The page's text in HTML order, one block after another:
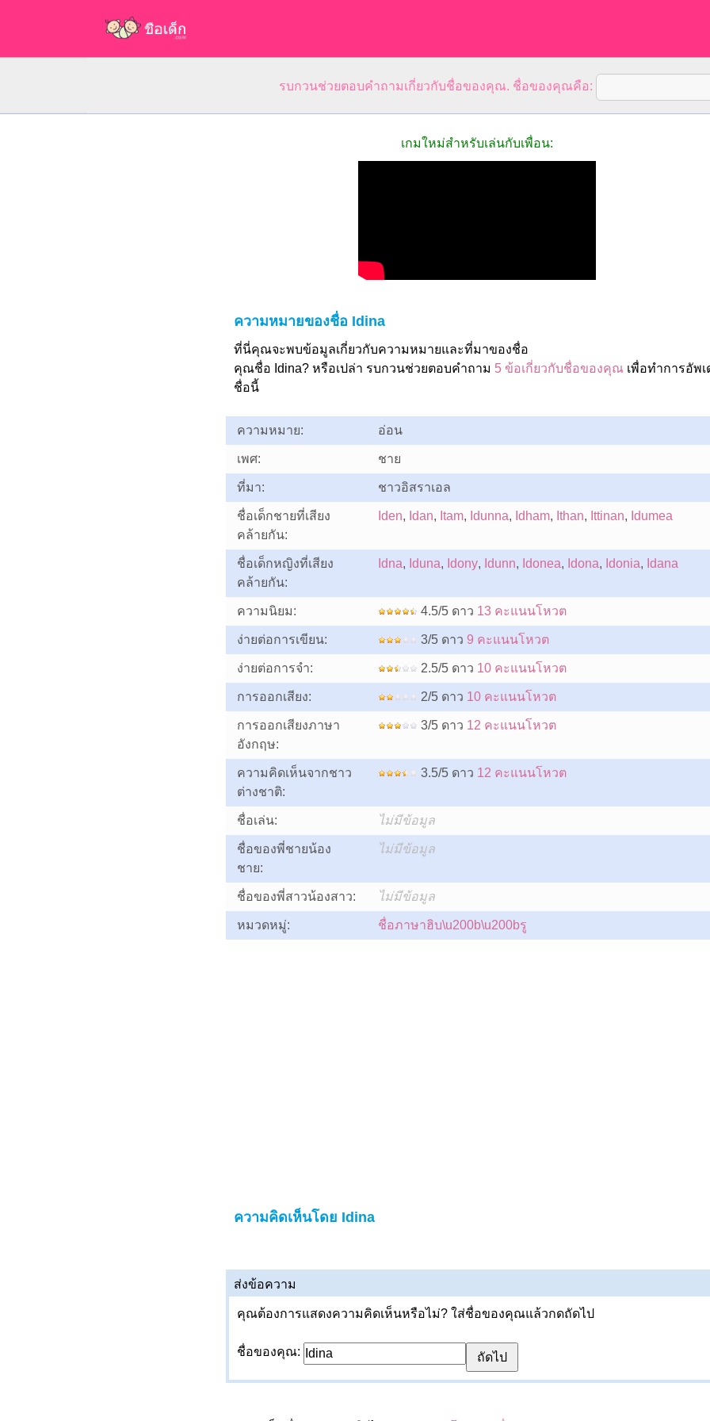
รบกวนช่วยตอบคำถามเกี่ยวกับชื่อของคุณ. ชื่อของคุณคือ:
เกมใหม่สำหรับเล่นกับเพื่อน:
ความหมายของชื่อ Idina
ที่นี่คุณจะพบข้อมูลเกี่ยวกับความหมายและที่มาของชื่อ
คุณชื่อ Idina? หรือเปล่า รบกวนช่วยตอบคำถาม 5 ข้อเกี่ยวกับชื่อของคุณเพื่อทำการอัพเ
ชื่อนี้
ความหมาย: อ่อน
เพศ: ชาย
ที่มา: ชาวอิสราเอล
ชื่อเด็กชายที่เสียง
คล้ายกัน:
Iden, Idan, Itam, Idunna, Idham, Ithan, Ittinan, Idumea
ชื่อเด็กหญิงที่เสียง
คล้ายกัน:
Idna, Iduna, Idony, Idunn, Idonea, Idona, Idonia, Idana
ความนิยม: 4.5/5 ดาว 13 คะแนนโหวต
ง่ายต่อการเขียน: 3/5 ดาว 9 คะแนนโหวต
ง่ายต่อการจำ: 2.5/5 ดาว 10 คะแนนโหวต
การออกเสียง: 2/5 ดาว 10 คะแนนโหวต
การออกเสียงภาษา
อังกฤษ:
3/5 ดาว 12 คะแนนโหวต
ความคิดเห็นจากชาว
ต่างชาติ:
3.5/5 ดาว 12 คะแนนโหวต
ชื่อเล่น: ไม่มีข้อมูล
ชื่อของพี่ชายน้อง
ชาย:
ไม่มีข้อมูล
ชื่อของพี่สาวน้องสาว: ไม่มีข้อมูล
หมวดหมู่: ชื่อภาษาฮิบ\u200b\u200bรู
ความคิดเห็นโดย Idina
ส่งข้อความ
คุณต้องการแสดงความคิดเห็นหรือไม่? ใส่ชื่อของคุณแล้วกดถัดไป
ชื่อของคุณ: